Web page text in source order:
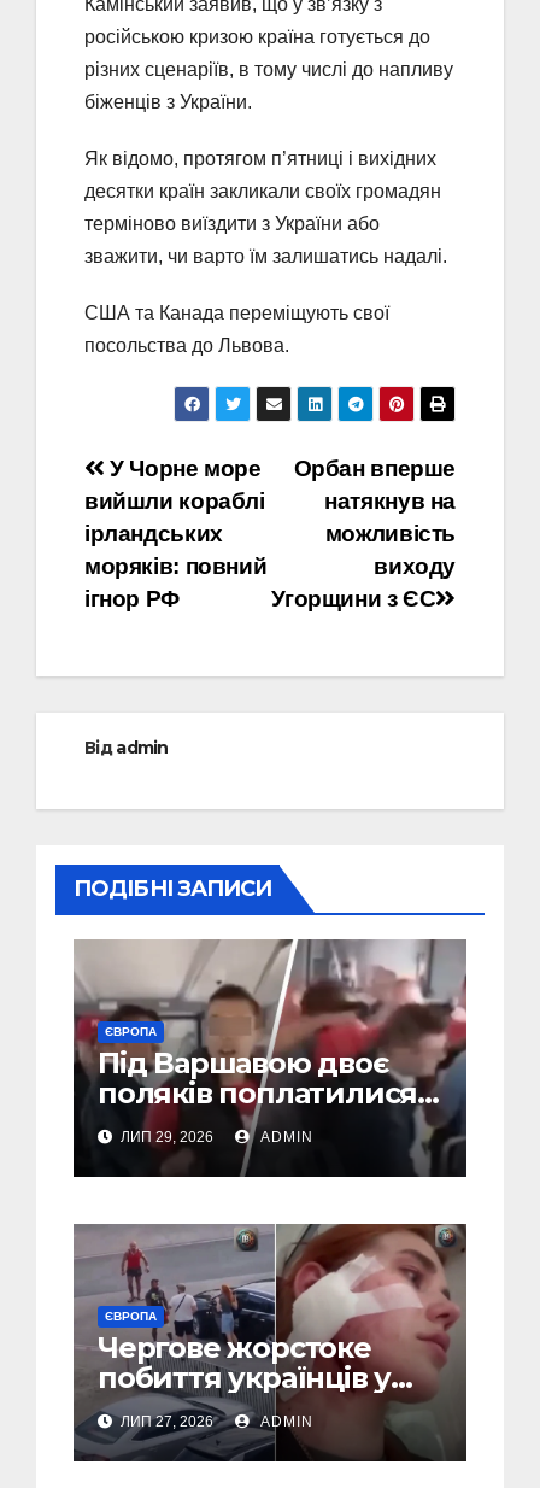
російською кризою країна готується до
різних сценаріїв, в тому числі до напливу
біженців з України.
Як відомо, протягом п’ятниці і вихідних
десятки країн закликали своїх громадян
терміново виїздити з України або
зважити, чи варто їм залишатись надалі.
США та Канада переміщують свої
посольства до Львова.
Навігація
записів
Орбан вперше
натякнув на
можливість
виходу
Угорщини з ЄС
У Чорне море
вийшли кораблі
ірландських
моряків: повний
ігнор РФ
Відadmin
ПОДІБНІ ЗАПИСИ
ЄВРОПА
Під Варшавою двоє
поляків поплатилися
за нападки на
українця – пасажири
викинули їх із поїзда
ЛИП 29, 2026 ADMIN
ЄВРОПА
Чергове жорстоке
побиття українців у
Польші: перші
затримання (Відео,
Фото)
ЛИП 27, 2026 ADMIN